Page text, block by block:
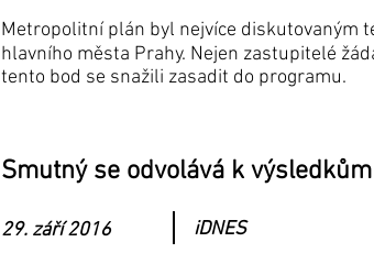
Metropolitní plán byl nejvíce diskutovaným
hlavního města Prahy. Nejen zastupitelé
tento bod se snažili zasadit do programu.
Smutný se odvolává k
29. září 2016 iDNES